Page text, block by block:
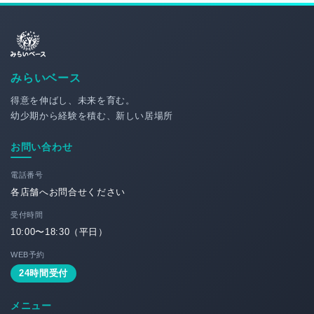
みらいベース
得意を伸ばし、未来を育む。
幼少期から経験を積む、新しい居場所
お問い合わせ
電話番号
各店舗へお問合せください
受付時間
10:00〜18:30（平日）
WEB予約
24時間受付
メニュー